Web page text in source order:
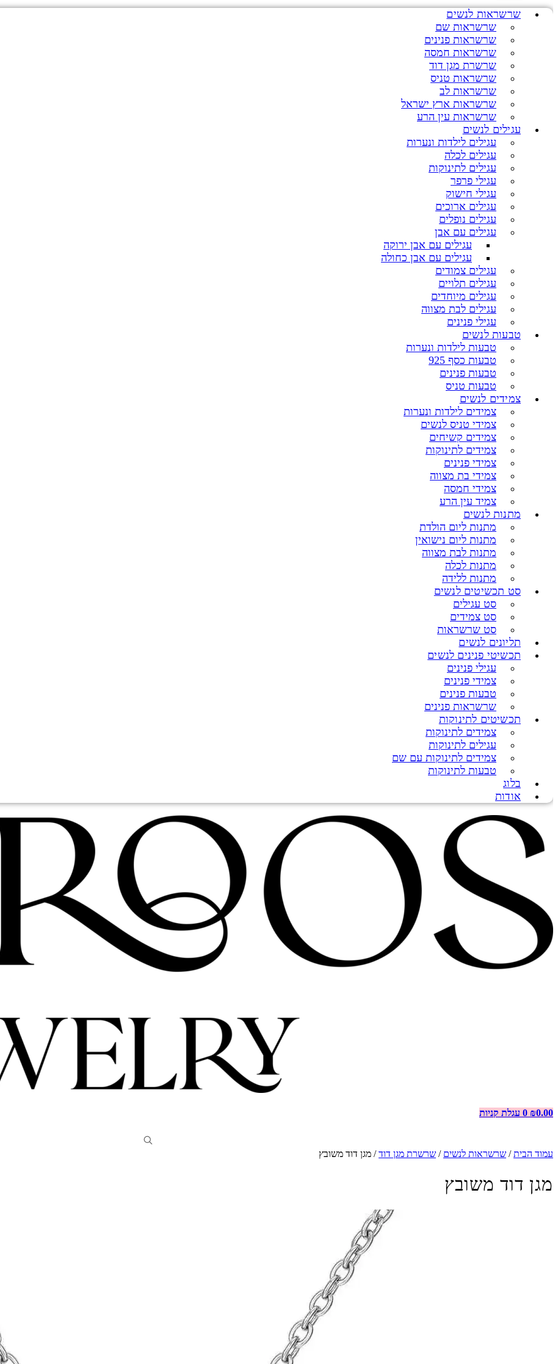
שרשראות לנשים
שרשראות שם
שרשראות פנינים
שרשראות חמסה
שרשרת מגן דוד
שרשראות טניס
שרשראות לב
שרשראות ארץ ישראל
שרשראות עין הרע
עגילים לנשים
עגילים לילדות ונערות
עגילים לכלה
עגילים לתינוקות
עגילי פרפר
עגילי חישוק
עגילים ארוכים
עגילים נופלים
עגילים עם אבן
עגילים עם אבן ירוקה
עגילים עם אבן כחולה
עגילים צמודים
עגילים תלויים
עגילים מיוחדים
עגילים לבת מצווה
עגילי פנינים
טבעות לנשים
טבעות לילדות ונערות
טבעות כסף 925
טבעות פנינים
טבעות טניס
צמידים לנשים
צמידים לילדות ונערות
צמידי טניס לנשים
צמידים קשיחים
צמידים לתינוקות
צמידי פנינים
צמידי בת מצווה
צמידי חמסה
צמיד עין הרע
מתנות לנשים
מתנות ליום הולדת
מתנות ליום נישואין
מתנות לבת מצווה
מתנות לכלה
מתנות ללידה
סט תכשיטים לנשים
סט עגילים
סט צמידים
סט שרשראות
תליונים לנשים
תכשיטי פנינים לנשים
עגילי פנינים
צמידי פנינים
טבעות פנינים
שרשראות פנינים
תכשיטים לתינוקות
צמידים לתינוקות
עגילים לתינוקות
צמידים לתינוקות עם שם
טבעות לתינוקות
בלוג
אודות
₪0.00
0 עגלת קניות
עמוד הבית/ שרשראות לנשים / שרשרת מגן דוד/ מגן דוד משובץ
מגן דוד משובץ